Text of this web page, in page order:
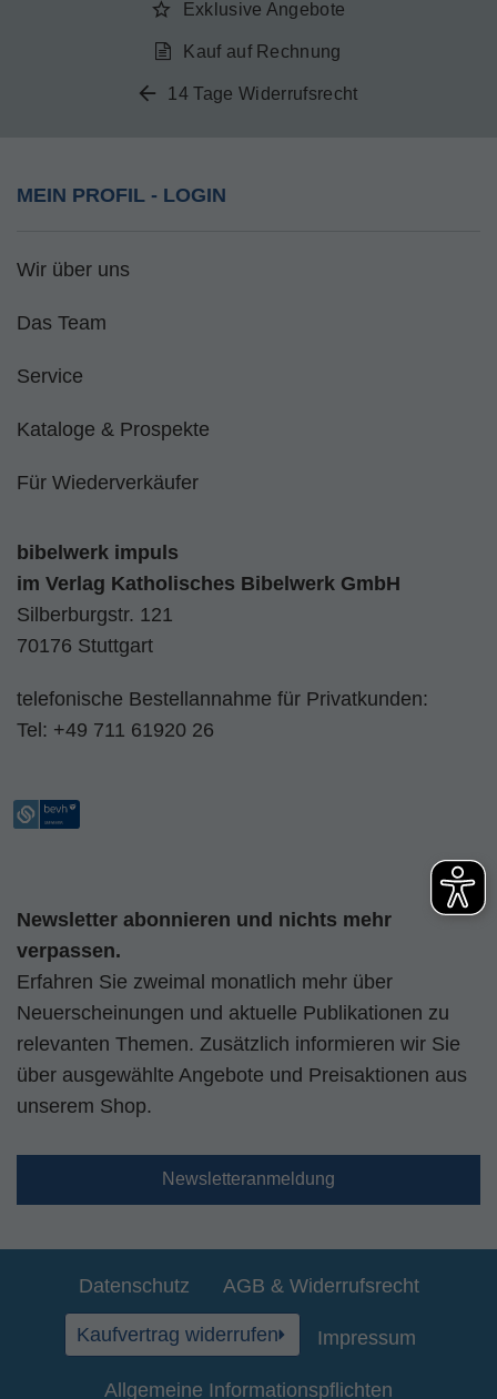
Exklusive Angebote
Kauf auf Rechnung
14 Tage Widerrufsrecht
MEIN PROFIL - LOGIN
Wir über uns
Das Team
Service
Kataloge & Prospekte
Für Wiederverkäufer
bibelwerk impuls
im Verlag Katholisches Bibelwerk GmbH
Silberburgstr. 121
70176 Stuttgart
telefonische Bestellannahme für Privatkunden:
Tel: +49 711 61920 26
Newsletter abonnieren und nichts mehr
verpassen.
Erfahren Sie zweimal monatlich mehr über
Neuerscheinungen und aktuelle Publikationen zu
relevanten Themen. Zusätzlich informieren wir Sie
über ausgewählte Angebote und Preisaktionen aus
unserem Shop.
Newsletteranmeldung
Datenschutz AGB & Widerrufsrecht
Kaufvertrag widerrufen Impressum
Allgemeine Informationspflichten